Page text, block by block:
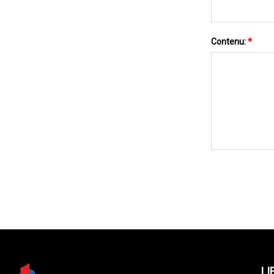
Contenu:*